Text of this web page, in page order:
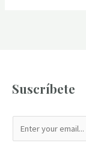
Suscríbete